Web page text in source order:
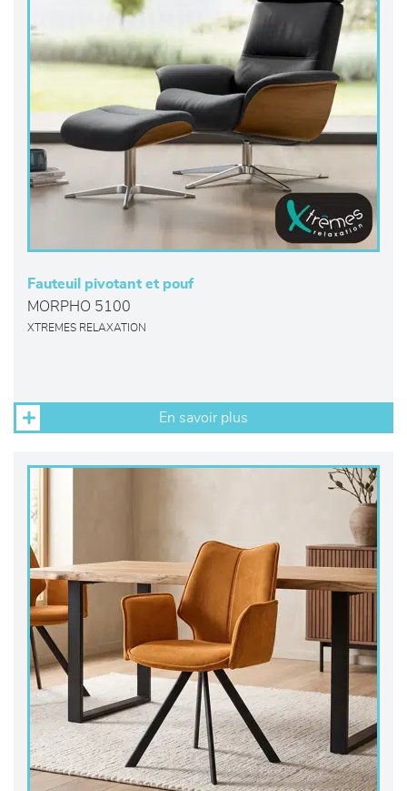
Fauteuil pivotant et pouf
MORPHO 5100
XTREMES RELAXATION
En savoir plus